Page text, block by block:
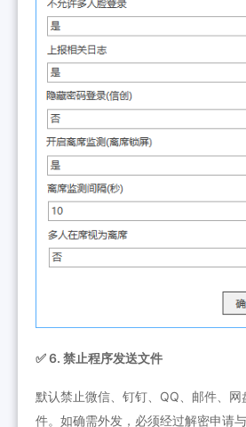
✅ 6. 禁止程序发送文件
默认禁止微信、钉钉、QQ、邮件、网
件。如确需外发，必须经过解密申请